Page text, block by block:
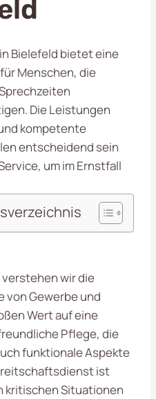
Bielefeld bietet eine
Menschen, die
Die Leistungen
kompetente
entscheidend sein
um im Ernstfall
wir die
von Gewerbe und
Wert auf eine
Pflege, die
funktionale Aspekte
ist
kritischen Situationen